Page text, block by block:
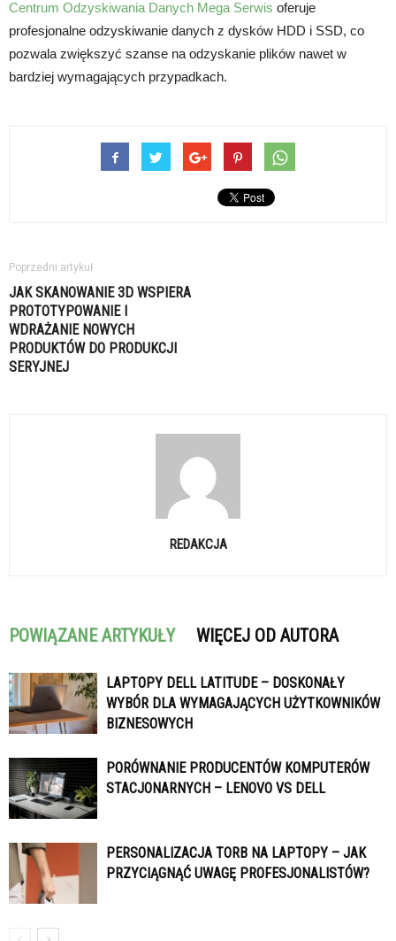
Centrum Odzyskiwania Danych Mega Serwis oferuje
profesjonalne odzyskiwanie danych z dysków HDD i SSD, co
pozwala zwiększyć szanse na odzyskanie plików nawet w
bardziej wymagających przypadkach.
Poprzedni artykuł
JAK SKANOWANIE 3D WSPIERA
PROTOTYPOWANIE I
WDRAŻANIE NOWYCH
PRODUKTÓW DO PRODUKCJI
SERYJNEJ
REDAKCJA
POWIĄZANE ARTYKUŁY WIĘCEJ OD AUTORA
LAPTOPY DELL LATITUDE – DOSKONAŁY
WYBÓR DLA WYMAGAJĄCYCH UŻYTKOWNIKÓW
BIZNESOWYCH
PORÓWNANIE PRODUCENTÓW KOMPUTERÓW
STACJONARNYCH – LENOVO VS DELL
PERSONALIZACJA TORB NA LAPTOPY – JAK
PRZYCIĄGNĄĆ UWAGĘ PROFESJONALISTÓW?